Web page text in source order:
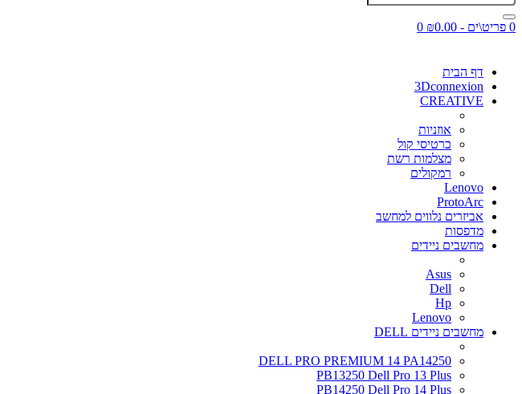
0 פריט\ים - ₪0.00 0
דף הבית
3Dconnexion
CREATIVE
אוזניות
כרטיסי קול
מצלמות רשת
רמקולים
Lenovo
ProtoArc
אביזרים נלווים למחשב
מדפסות
מחשבים ניידים
Asus
Dell
Hp
Lenovo
מחשבים ניידים DELL
DELL PRO PREMIUM 14 PA14250
PB13250 Dell Pro 13 Plus
PB14250 Dell Pro 14 Plus